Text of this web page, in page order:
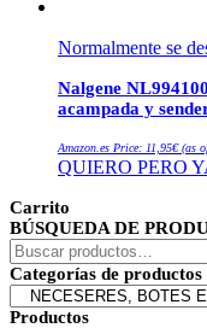
Normalmente se
Nalgene
acampada y
Amazon.es Price: 11,95€(as
QUIERO PERO
Carrito
BÚSQUEDA DE
Buscar
por:
Categorías de productos
Productos